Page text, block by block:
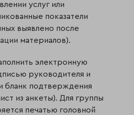
услуг или
показатели
выявлено после
материалов).
электронную
руководителя и
бланк подтверждения
из анкеты). Для группы
печатью головной